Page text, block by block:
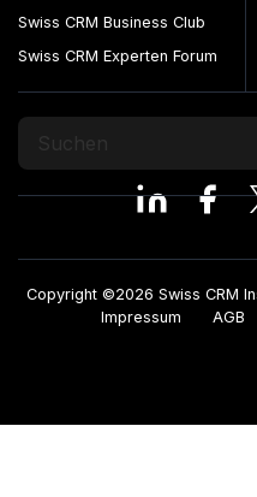
Swiss CRM Business Club
Swiss CRM Experten Forum
Copyright ©2026 Swiss CRM
Impressum
AGB